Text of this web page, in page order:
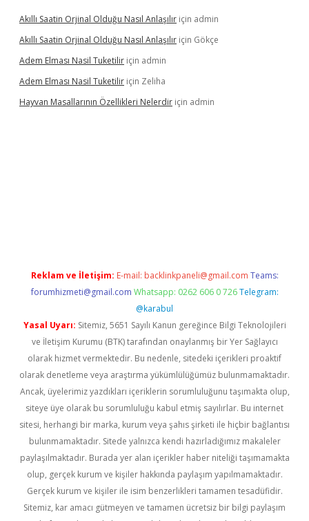
Akıllı Saatin Orjinal Olduğu Nasıl Anlaşılır için admin
Akıllı Saatin Orjinal Olduğu Nasıl Anlaşılır için Gökçe
Adem Elması Nasil Tuketilir için admin
Adem Elması Nasil Tuketilir için Zeliha
Hayvan Masallarının Özellikleri Nelerdir için admin
Reklam ve İletişim: E-mail: backlinkpaneli@gmail.com Teams:
forumhizmeti@gmail.com Whatsapp: 0262 606 0 726 Telegram:
@karabul
Yasal Uyarı: Sitemiz, 5651 Sayılı Kanun gereğince Bilgi Teknolojileri
ve İletişim Kurumu (BTK) tarafından onaylanmış bir Yer Sağlayıcı
olarak hizmet vermektedir. Bu nedenle, sitedeki içerikleri proaktif
olarak denetleme veya araştırma yükümlülüğümüz bulunmamaktadır.
Ancak, üyelerimiz yazdıkları içeriklerin sorumluluğunu taşımakta olup,
siteye üye olarak bu sorumluluğu kabul etmiş sayılırlar. Bu internet
sitesi, herhangi bir marka, kurum veya şahıs şirketi ile hiçbir bağlantısı
bulunmamaktadır. Sitede yalnızca kendi hazırladığımız makaleler
paylaşılmaktadır. Burada yer alan içerikler haber niteliği taşımamakta
olup, gerçek kurum ve kişiler hakkında paylaşım yapılmamaktadır.
Gerçek kurum ve kişiler ile isim benzerlikleri tamamen tesadüfidir.
Sitemiz, kar amacı gütmeyen ve tamamen ücretsiz bir bilgi paylaşım